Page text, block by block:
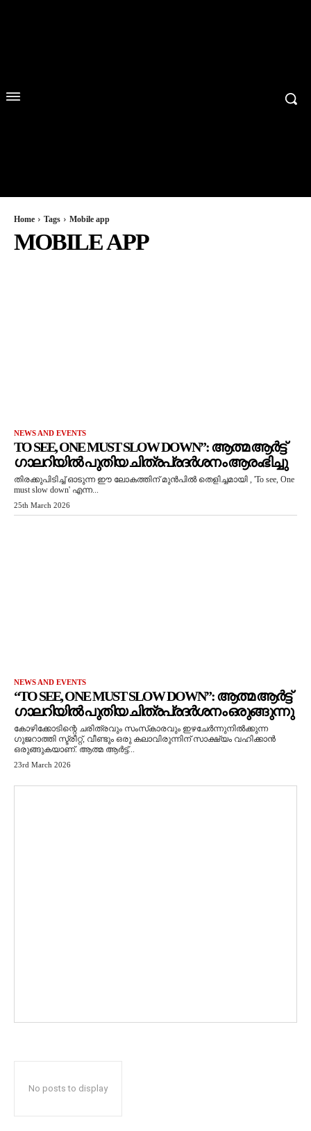
Home Tags Mobile app
MOBILE APP
NEWS AND EVENTS
TO SEE, ONE MUST SLOW DOWN”: ആത്മ ആർട്ട്
ഗാലറിയിൽ പുതിയ ചിത്രപ്രദർശനം ആരംഭിച്ചു
തിരക്കുപിടിച്ച് ഓടുന്ന ഈ ലോകത്തിന് മുൻപിൽ തെളിച്ചമായി , 'To see, One
must slow down' എന്ന...
25th March 2026
NEWS AND EVENTS
“TO SEE, ONE MUST SLOW DOWN”: ആത്മ ആർട്ട്
ഗാലറിയിൽ പുതിയ ചിത്രപ്രദർശനം ഒരുങ്ങുന്നു
കോഴിക്കോടിന്റെ ചരിത്രവും സംസ്‌കാരവും ഇഴചേർന്നുനിൽക്കുന്ന
ഗുജറാത്തി സ്ട്രീറ്റ്, വീണ്ടും ഒരു കലാവിരുന്നിന് സാക്ഷ്യം വഹിക്കാൻ
ഒരുങ്ങുകയാണ്. ആത്മ ആർട്ട്...
23rd March 2026
No posts to display